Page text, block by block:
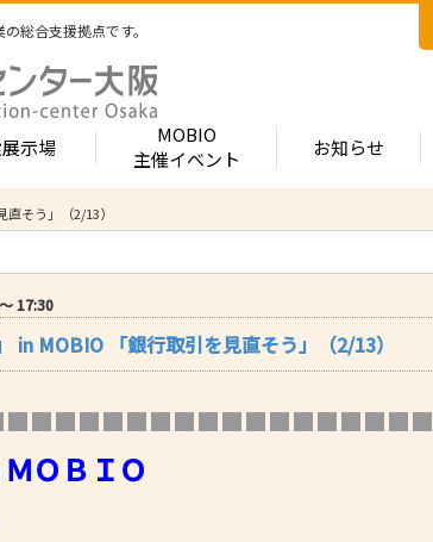
総合支援拠点です。
業ナビ
ト
外国出願支援事業
良企業賞
MOBIOとは
- MOBIOの4つの戦略
- オープンファクト
- ものづくり中小企業
一覧）
示場
示場
常設展示場
について
出展について
メリット
るには？
る質問
出展企業紹介
- 出展企業カテゴ
出展企業一覧（五
- 業種から探す（
加工・処理
機械・装置
MOBIO
主催イベント
お知らせ
そう」（2/13）
17:30
in MOBIO 「銀行取引を見直そう」（2/13）
ＭＯＢＩＯ